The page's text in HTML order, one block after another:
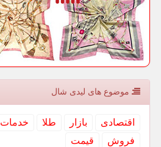
موضوع های لیدی شال
اقتصادی بازار طلا خدمات
فروش
قیمت